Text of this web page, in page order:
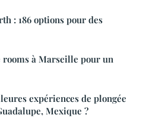
: 186 options pour des
à Marseille pour un
expériences de plongée
Mexique ?